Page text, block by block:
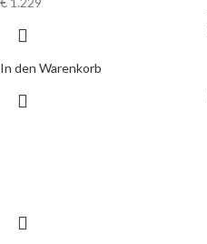
In den Warenkorb